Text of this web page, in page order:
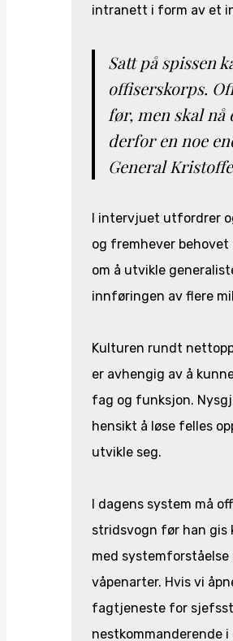
intranett i form av et
Satt på spissen
offiserskorps.
før, men skal nå
derfor en noe
General
I intervjuet utfordrer
og fremhever
om å utvikle
innføringen av flere
Kulturen rundt
er avhengig av å
fag og funksjon.
hensikt å løse felles
utvikle seg.
I dagens system må
stridsvogn før han gis
med
våpenarter. Hvis vi
fagtjeneste for
nestkommanderende